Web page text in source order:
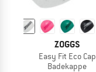
ZOGGS
Easy Fit Eco Cap
Badekappe